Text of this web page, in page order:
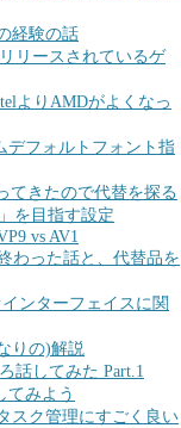
経験の話
リースされているゲ
よりAMDがよくなっ
デフォルトフォント指
てきたので代替を探る
を目指す設定
vs AV1
わった話と、代替品を
ンターフェイスに関
りの)解説
話してみた Part.1
てみよう
スク管理にすごく良い